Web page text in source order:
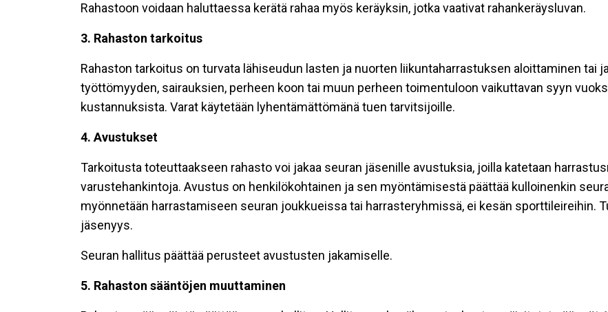
Rahastoon voidaan haluttaessa kerätä rahaa myös keräyksin, jotka vaativat rahankeräysluvan.
3. Rahaston tarkoitus
Rahaston tarkoitus on turvata lähiseudun lasten ja nuorten liikuntaharrastuksen aloittaminen tai
työttömyyden, sairauksien, perheen koon tai muun perheen toimentuloon vaikuttavan syyn
kustannuksista. Varat käytetään lyhentämättömänä tuen tarvitsijoille.
4. Avustukset
Tarkoitusta toteuttaakseen rahasto voi jakaa seuran jäsenille avustuksia, joilla katetaan
varustehankintoja. Avustus on henkilökohtainen ja sen myöntämisestä päättää kulloinenkin
myönnetään harrastamiseen seuran joukkueissa tai harrasteryhmissä, ei kesän sporttileireihin.
jäsenyys.
Seuran hallitus päättää perusteet avustusten jakamiselle.
5. Rahaston sääntöjen muuttaminen